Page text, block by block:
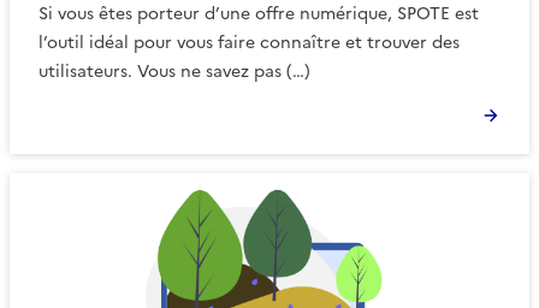
Si vous êtes porteur d’une offre numérique, SPOTE est
l’outil idéal pour vous faire connaître et trouver des
utilisateurs. Vous ne savez pas (…)